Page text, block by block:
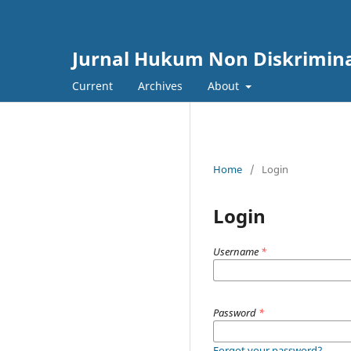
Jurnal Hukum Non
Current Archives About
Home / Login
Login
Username *
Password *